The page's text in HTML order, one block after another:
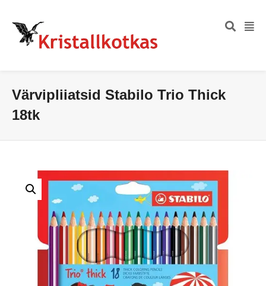
Värvipliiatsid Stabilo Trio Thick
18tk